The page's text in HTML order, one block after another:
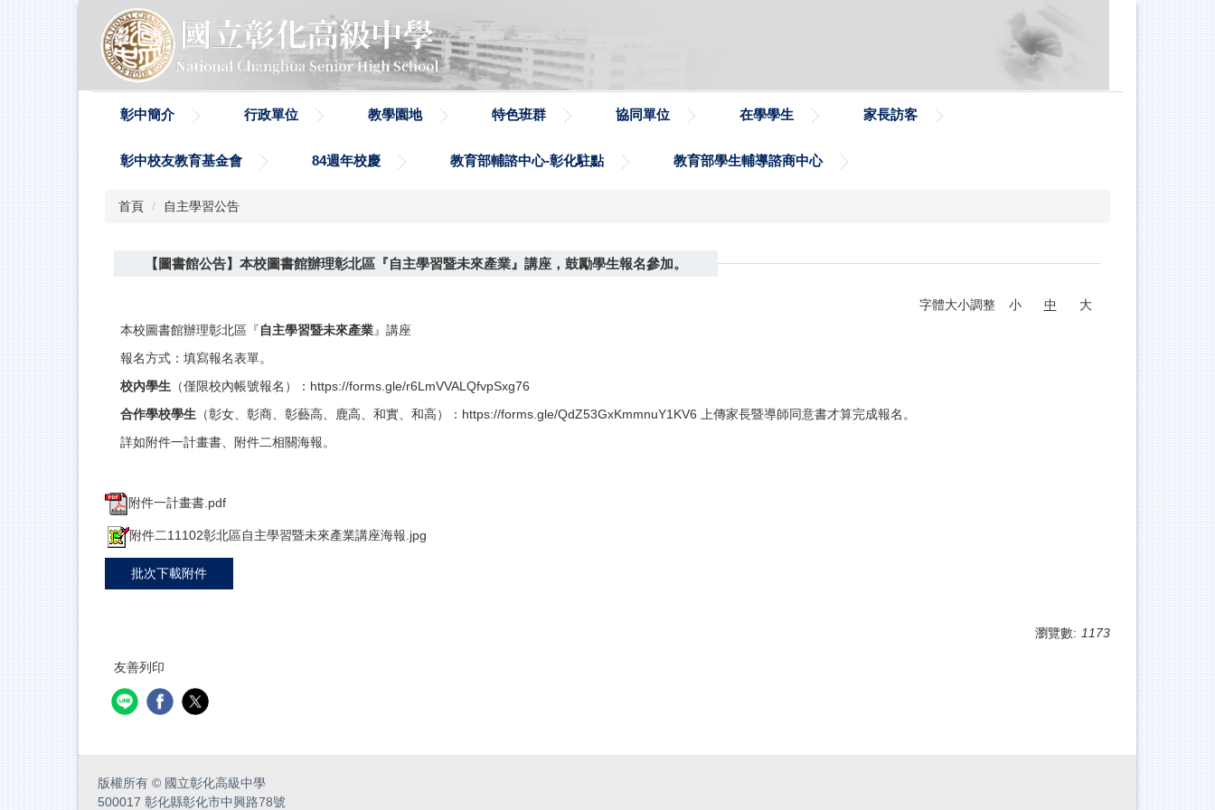
彰中簡介 行政單位 教學園地 特色班群 協同單位 在學學生 家長訪客
彰中校友教育基金會 84週年校慶 教育部輔諮中心-彰化駐點 教育部學生輔導諮商中心
首頁 自主學習公告
【圖書館公告】本校圖書館辦理彰北區『自主學習暨未來產業』講座，鼓勵學生報名參加。
字體大小調整 小 中
大
本校圖書館辦理彰北區『自主學習暨未來產業』講座
報名方式：填寫報名表單。
校內學生 （僅限校內帳號報名）：https://forms.gle/r6LmVVALQfvpSxg76
合作學校學生 （彰女、彰商、彰藝高、鹿高、和實、和高）：https://forms.gle/QdZ53GxKmmnuY1KV6 上傳家長暨導師同意書才算完成報名。
詳如附件一計畫書、附件二相關海報。
附件一計畫書.pdf
附件二11102彰北區自主學習暨未來產業講座海報.jpg
批次下載附件
瀏覽數: 1173
友善列印
版權所有 © 國立彰化高級中學
500017 彰化縣彰化市中興路78號